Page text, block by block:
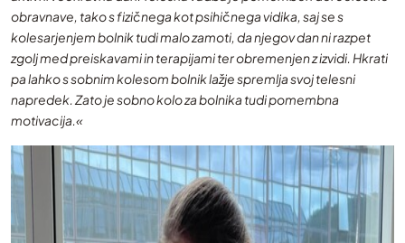
obravnave, tako s fizičnega kot psihičnega vidika, saj se s
kolesarjenjem bolnik tudi malo zamoti, da njegov dan ni razpet
zgolj med preiskavami in terapijami ter obremenjen z izvidi. Hkrati
pa lahko s sobnim kolesom bolnik lažje spremlja svoj telesni
napredek. Zato je sobno kolo za bolnika tudi pomembna
motivacija.«